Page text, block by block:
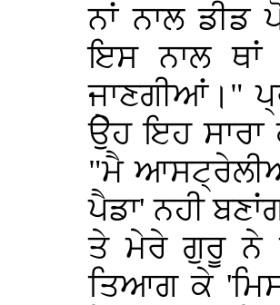
ਨਾਂ ਨਾਲ ਡੀਡ
ਇਸ ਨਾਲ ਥਾਂ
ਜਾਣਗੀਆਂ।"
ਉੇਹ ਇਹ ਸਾਰਾ
"ਮੈ
ਪੈਡਾ' ਨਹੀ
ਤੇ ਮੇਰੇ ਗੁਰੂ ਨੇ
ਤਿਆਗ ਕੇ